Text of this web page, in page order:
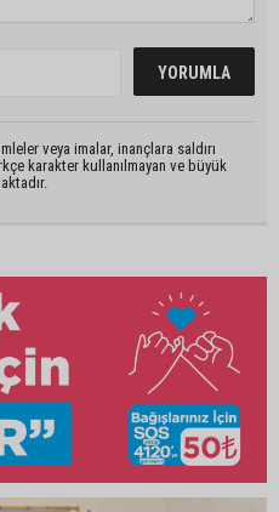
veya imalar, inançlara saldırı
karakter kullanılmayan ve büyük